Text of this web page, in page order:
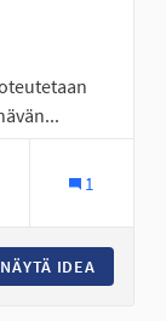
1
NÄYTÄ IDEA